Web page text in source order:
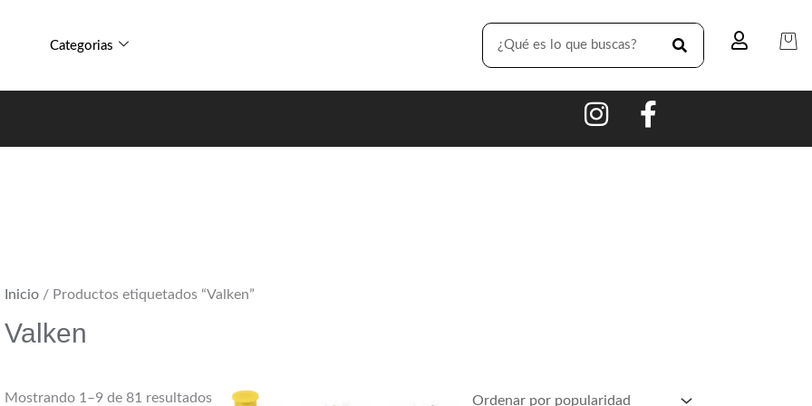
Categorias
SEARCH
Inicio/ Productos etiquetados “Valken”
Valken
Mostrando 1–9 de 81 resultados